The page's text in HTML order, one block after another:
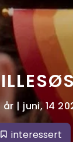
år | juni, 14
interessert